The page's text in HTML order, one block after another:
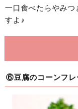
一口食べたらやみ
すよ♪
⑥豆腐のコーンフレ